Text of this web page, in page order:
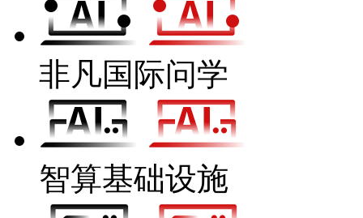
非凡国际问学
智算基础设施